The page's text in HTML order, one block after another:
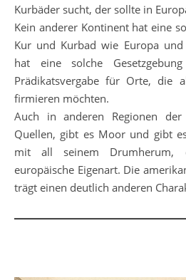
Kurbäder sucht, der sollte in
Kein anderer Kontinent hat eine
Kur und Kurbad wie Europa
hat eine solche
Prädikatsvergabe für Orte, die
firmieren möchten.
Auch in anderen Regionen
Quellen, gibt es Moor und gibt
mit all seinem
europäische Eigenart. Die
trägt einen deutlich anderen